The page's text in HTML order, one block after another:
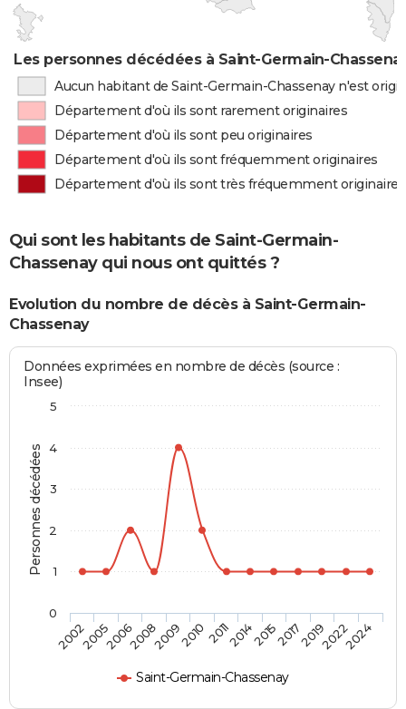
Les personnes décédées à Saint-Germain-
Aucun habitant de Saint-Germain-Chassenay n'est
Département d'où ils sont rarement originaires
Département d'où ils sont peu originaires
Département d'où ils sont fréquemment originaires
Département d'où ils sont très fréquemment originaires
Qui sont les habitants de Saint-Germain-
Chassenay qui nous ont quittés ?
Evolution du nombre de décès à Saint-Germain-
Chassenay
Personnes décédées
Données exprimées en nombre de décès (source :
Insee)
Saint-Germain-Chassenay
200220052006200820092010 2011201420152017201920222024
0
1
2
3
4
5